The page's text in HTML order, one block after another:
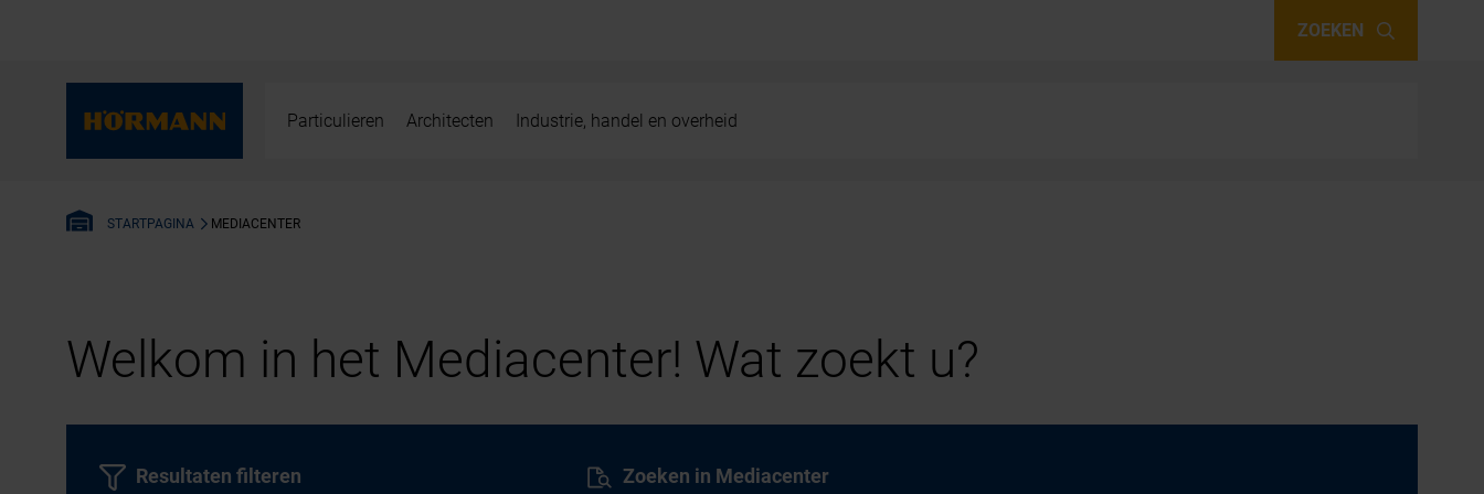
ZOEKEN
Particulieren Architecten Industrie, handel en overheid
STARTPAGINA MEDIACENTER
Welkom in het Mediacenter! Wat zoekt u?
Zoeken in Mediacenter
Resultaten filteren